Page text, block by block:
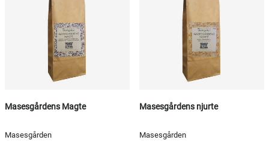
Masesgårdens Magte
Masesgården
Masesgårdens njurte
Masesgården